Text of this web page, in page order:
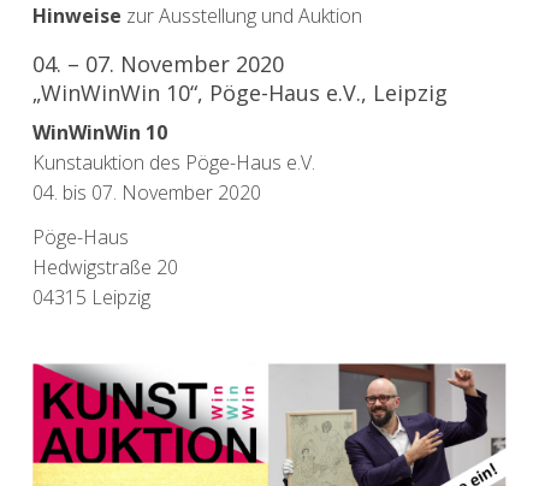
Hinweise zur Ausstellung und Auktion
04. – 07. November 2020
„WinWinWin 10“, Pöge-Haus e.V., Leipzig
WinWinWin 10
Kunstauktion des Pöge-Haus e.V.
04. bis 07. November 2020
Pöge-Haus
Hedwigstraße 20
04315 Leipzig